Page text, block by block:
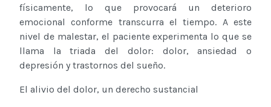
físicamente, lo que provocará un deterioro
emocional conforme transcurra el tiempo. A este
nivel de malestar, el paciente experimenta lo que se
llama la triada del dolor: dolor, ansiedad o
depresión y trastornos del sueño.
El alivio del dolor, un derecho sustancial